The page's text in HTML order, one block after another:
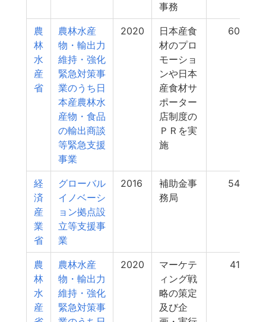
事務
農
林
水
産
省
農林水産
物・輸出力
維持・強化
緊急対策事
業のうち日
本産農林水
産物・食品
の輸出商談
等緊急支援
事業
2020
日本産食
材のプロ
モーショ
ンや日本
産食材サ
ポーター
店制度の
ＰＲを実
施
606
経
済
産
業
省
グローバル
イノベーシ
ョン拠点設
立等支援事
業
2016
補助金事
務局
542
農
林
水
産
農林水産
物・輸出力
維持・強化
緊急対策事
2020
マーケテ
ィング戦
略の策定
及び企
415